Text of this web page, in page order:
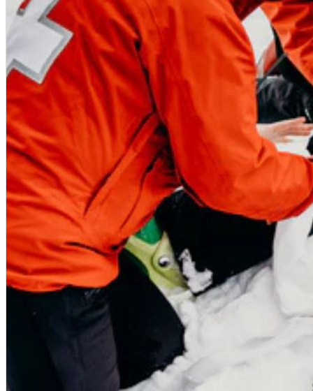
AED / Ресусцитация
IFAK / TRAUMA / АПТЕЧКИ
Евакуация / Обездвижване
Учебна екипировка
Литература
Чанти за парамедици